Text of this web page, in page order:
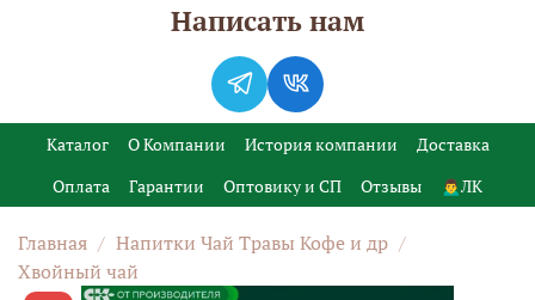
Каталог О Компании История компании
Доставка
Оплата
Гарантии Оптовику и СП Отзывы 🙍‍♂️ЛК
Главная
Напитки Чай Травы Кофе и др
Хвойный чай
Написать нам